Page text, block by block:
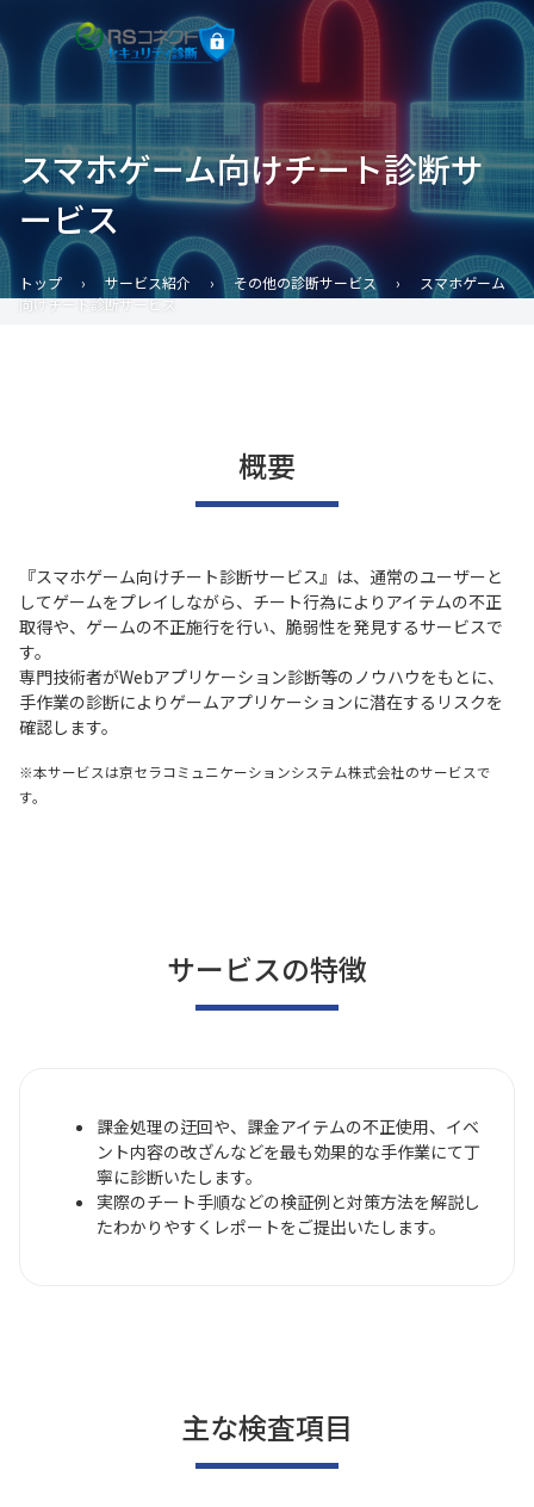
スマホゲーム向けチート診断サ
ービス
トップ › サービス紹介 › その他の診断サービス ›
スマホゲーム
向けチート診断サービス
概要
『スマホゲーム向けチート診断サービス』は、通常のユーザーと
してゲームをプレイしながら、チート行為によりアイテムの不正
取得や、ゲームの不正施行を行い、脆弱性を発見するサービスで
す。
専門技術者がWebアプリケーション診断等のノウハウをもとに、
手作業の診断によりゲームアプリケーションに潜在するリスクを
確認します。
※本サービスは京セラコミュニケーションシステム株式会社のサービスで
す。
サービスの特徴
課金処理の迂回や、課金アイテムの不正使用、イベ
ント内容の改ざんなどを最も効果的な手作業にて丁
寧に診断いたします。
実際のチート手順などの検証例と対策方法を解説し
たわかりやすくレポートをご提出いたします。
主な検査項目